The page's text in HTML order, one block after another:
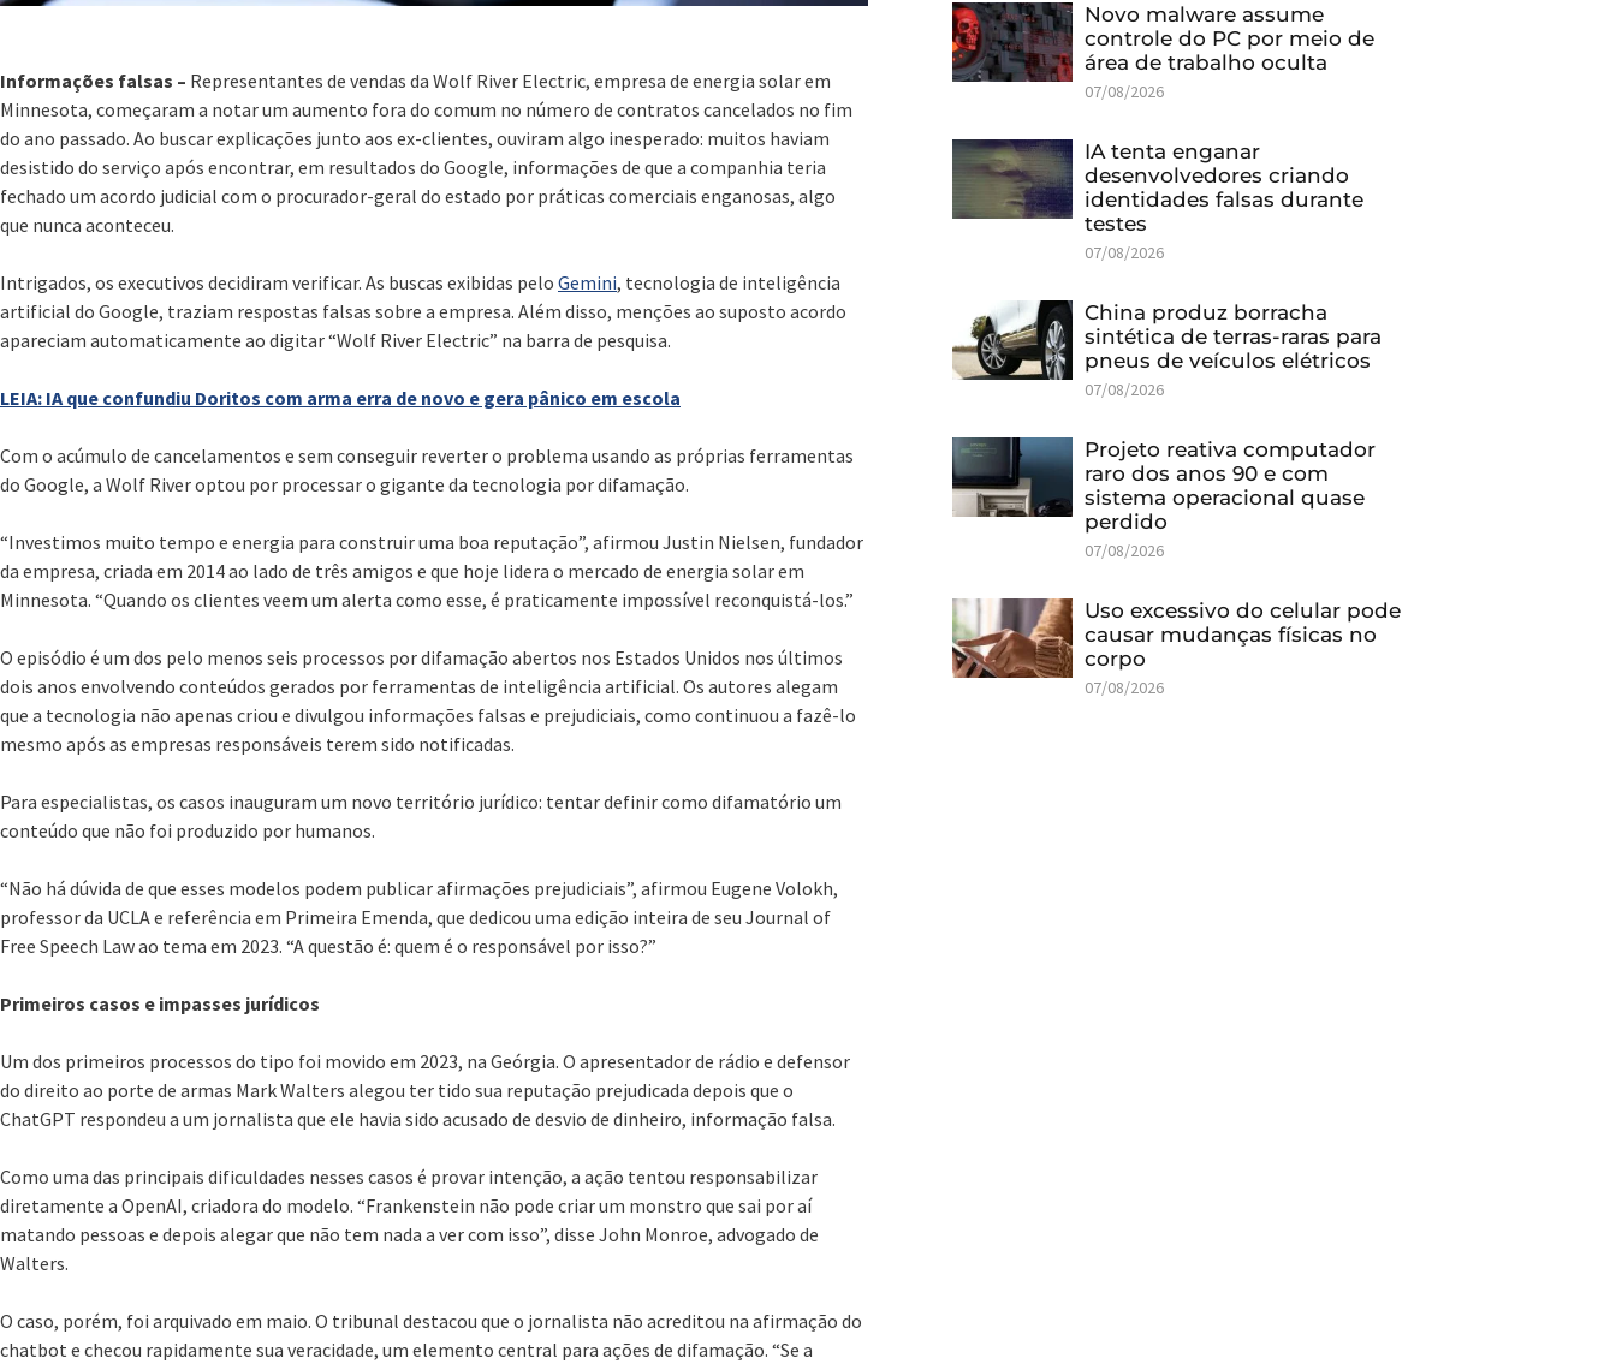
Informações falsas – Representantes de vendas da Wolf River Electric, empresa de energia solar em
Minnesota, começaram a notar um aumento fora do comum no número de contratos cancelados no fim
do ano passado. Ao buscar explicações junto aos ex-clientes, ouviram algo inesperado: muitos haviam
desistido do serviço após encontrar, em resultados do Google, informações de que a companhia teria
fechado um acordo judicial com o procurador-geral do estado por práticas comerciais enganosas, algo
que nunca aconteceu.
Intrigados, os executivos decidiram verificar. As buscas exibidas pelo Gemini, tecnologia de inteligência
artificial do Google, traziam respostas falsas sobre a empresa. Além disso, menções ao suposto acordo
apareciam automaticamente ao digitar “Wolf River Electric” na barra de pesquisa.
LEIA: IA que confundiu Doritos com arma erra de novo e gera pânico em escola
Com o acúmulo de cancelamentos e sem conseguir reverter o problema usando as próprias ferramentas
do Google, a Wolf River optou por processar o gigante da tecnologia por difamação.
“Investimos muito tempo e energia para construir uma boa reputação”, afirmou Justin Nielsen, fundador
da empresa, criada em 2014 ao lado de três amigos e que hoje lidera o mercado de energia solar em
Minnesota. “Quando os clientes veem um alerta como esse, é praticamente impossível reconquistá-los.”
O episódio é um dos pelo menos seis processos por difamação abertos nos Estados Unidos nos últimos
dois anos envolvendo conteúdos gerados por ferramentas de inteligência artificial. Os autores alegam
que a tecnologia não apenas criou e divulgou informações falsas e prejudiciais, como continuou a fazê-lo
mesmo após as empresas responsáveis terem sido notificadas.
Para especialistas, os casos inauguram um novo território jurídico: tentar definir como difamatório um
conteúdo que não foi produzido por humanos.
“Não há dúvida de que esses modelos podem publicar afirmações prejudiciais”, afirmou Eugene Volokh,
professor da UCLA e referência em Primeira Emenda, que dedicou uma edição inteira de seu Journal of
Free Speech Law ao tema em 2023. “A questão é: quem é o responsável por isso?”
Primeiros casos e impasses jurídicos
Um dos primeiros processos do tipo foi movido em 2023, na Geórgia. O apresentador de rádio e defensor
do direito ao porte de armas Mark Walters alegou ter tido sua reputação prejudicada depois que o
ChatGPT respondeu a um jornalista que ele havia sido acusado de desvio de dinheiro, informação falsa.
Como uma das principais dificuldades nesses casos é provar intenção, a ação tentou responsabilizar
diretamente a OpenAI, criadora do modelo. “Frankenstein não pode criar um monstro que sai por aí
matando pessoas e depois alegar que não tem nada a ver com isso”, disse John Monroe, advogado de
Walters.
O caso, porém, foi arquivado em maio. O tribunal destacou que o jornalista não acreditou na afirmação do
chatbot e checou rapidamente sua veracidade, um elemento central para ações de difamação. “Se a
Novo malware assume
controle do PC por meio de
área de trabalho oculta
07/08/2026
IA tenta enganar
desenvolvedores criando
identidades falsas durante
testes
07/08/2026
China produz borracha
sintética de terras-raras para
pneus de veículos elétricos
07/08/2026
Projeto reativa computador
raro dos anos 90 e com
sistema operacional quase
perdido
07/08/2026
Uso excessivo do celular pode
causar mudanças físicas no
corpo
07/08/2026